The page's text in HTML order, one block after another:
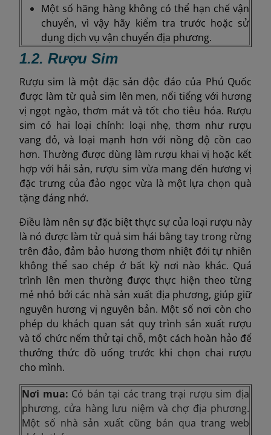
Một số hãng hàng không có thể hạn chế vận
chuyển, vì vậy hãy kiểm tra trước hoặc sử
dụng dịch vụ vận chuyển địa phương.
1.2. Rượu Sim
Rượu sim là một đặc sản độc đáo của Phú Quốc
được làm từ quả sim lên men, nổi tiếng với hương
vị ngọt ngào, thơm mát và tốt cho tiêu hóa. Rượu
sim có hai loại chính: loại nhẹ, thơm như rượu
vang đỏ, và loại mạnh hơn với nồng độ cồn cao
hơn. Thường được dùng làm rượu khai vị hoặc kết
hợp với hải sản, rượu sim vừa mang đến hương vị
đặc trưng của đảo ngọc vừa là một lựa chọn quà
tặng đáng nhớ.
Điều làm nên sự đặc biệt thực sự của loại rượu này
là nó được làm từ quả sim hái bằng tay trong rừng
trên đảo, đảm bảo hương thơm nhiệt đới tự nhiên
không thể sao chép ở bất kỳ nơi nào khác. Quá
trình lên men thường được thực hiện theo từng
mẻ nhỏ bởi các nhà sản xuất địa phương, giúp giữ
nguyên hương vị nguyên bản. Một số nơi còn cho
phép du khách quan sát quy trình sản xuất rượu
và tổ chức nếm thử tại chỗ, một cách hoàn hảo để
thưởng thức đồ uống trước khi chọn chai rượu
cho mình.
Nơi mua: Có bán tại các trang trại rượu sim địa
phương, cửa hàng lưu niệm và chợ địa phương.
Một số nhà sản xuất cũng bán qua trang web